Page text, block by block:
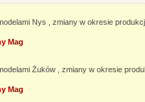
Nys , zmiany w okresie
Mag
Żuków , zmiany w okresie
Mag